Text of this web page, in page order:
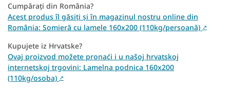
Cumpărați din România?
Acest produs îl găsiți și în magazinul nostru online din
România: Somieră cu lamele 160x200 (110kg/persoană) ↗
Kupujete iz Hrvatske?
Ovaj proizvod možete pronaći i u našoj hrvatskoj
internetskoj trgovini: Lamelna podnica 160x200
(110kg/osoba) ↗